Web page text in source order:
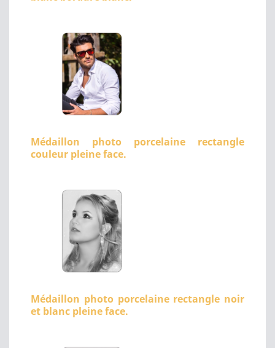
Médaillon photo porcelaine rectangle
couleur pleine face.
Médaillon photo porcelaine rectangle noir
et blanc pleine face.